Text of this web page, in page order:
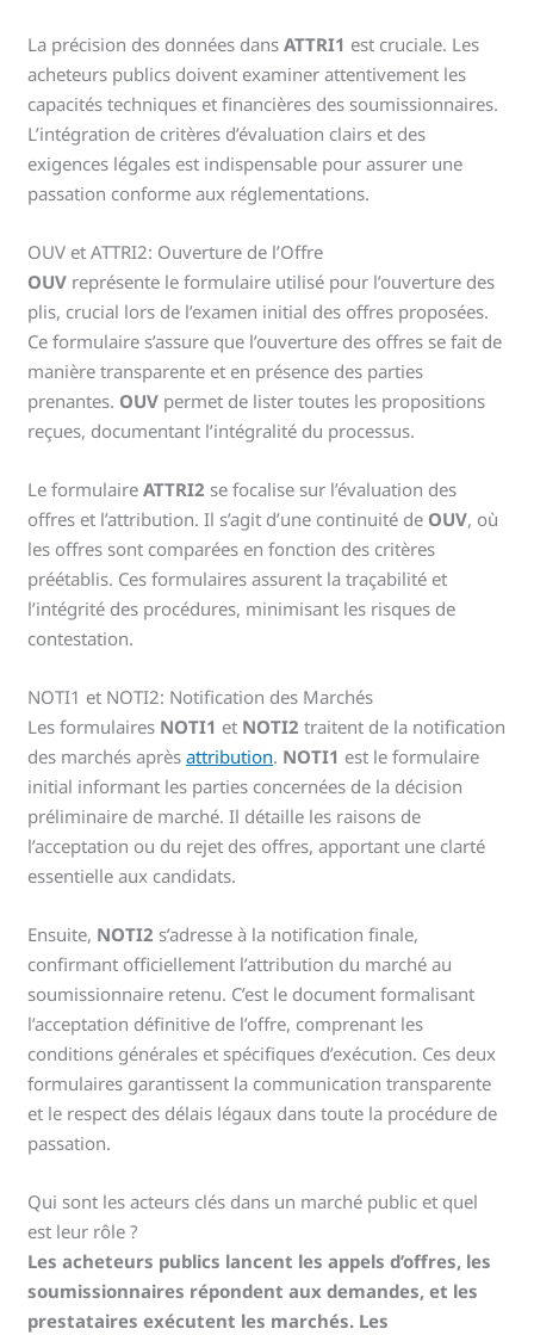
La précision des données dansATTRI1 est cruciale. Les
acheteurs publics doivent examiner attentivement les
capacités techniques et financières des soumissionnaires.
L’intégration de critères d’évaluation clairs et des
exigences légales est indispensable pour assurer une
passation conforme aux réglementations.
OUV et ATTRI2: Ouverture de l’Offre
OUV représente le formulaire utilisé pour l’ouverture des
plis, crucial lors de l’examen initial des offres proposées.
Ce formulaire s’assure que l’ouverture des offres se fait de
manière transparente et en présence des parties
prenantes. OUV permet de lister toutes les propositions
reçues, documentant l’intégralité du processus.
Le formulaireATTRI2 se focalise sur l’évaluation des
offres et l’attribution. Il s’agit d’une continuité de OUV, où
les offres sont comparées en fonction des critères
préétablis. Ces formulaires assurent la traçabilité et
l’intégrité des procédures, minimisant les risques de
contestation.
NOTI1 et NOTI2: Notification des Marchés
Les formulaires NOTI1 et NOTI2 traitent de la notification
des marchés aprèsattribution. NOTI1 est le formulaire
initial informant les parties concernées de la décision
préliminaire de marché. Il détaille les raisons de
l’acceptation ou du rejet des offres, apportant une clarté
essentielle aux candidats.
Ensuite, NOTI2 s’adresse à la notification finale,
confirmant officiellement l’attribution du marché au
soumissionnaire retenu. C’est le document formalisant
l’acceptation définitive de l’offre, comprenant les
conditions générales et spécifiques d’exécution. Ces deux
formulaires garantissent la communication transparente
et le respect des délais légaux dans toute la procédure de
passation.
Qui sont les acteurs clés dans un marché public et quel
est leur rôle ?
Les acheteurs publics lancent les appels d’offres, les
soumissionnaires répondent aux demandes, et les
prestataires exécutent les marchés. Les